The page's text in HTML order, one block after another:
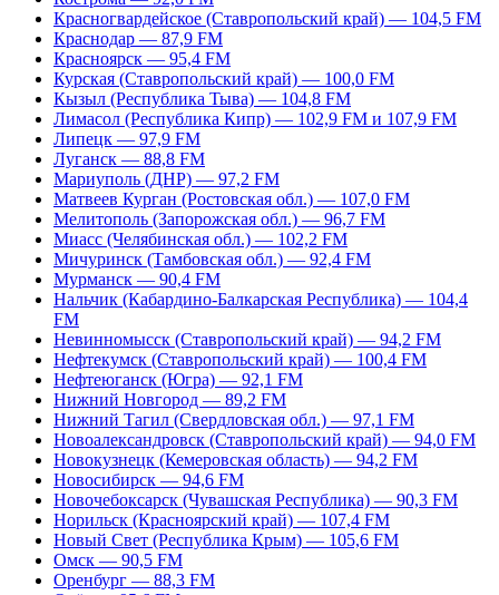
Красногвардейское (Ставропольский край) — 104,5 FM
Краснодар — 87,9 FM
Красноярск — 95,4 FM
Курская (Ставропольский край) — 100,0 FM
Кызыл (Республика Тыва) — 104,8 FM
Лимасол (Республика Кипр) — 102,9 FM и 107,9 FM
Липецк — 97,9 FM
Луганск — 88,8 FM
Мариуполь (ДНР) — 97,2 FM
Матвеев Курган (Ростовская обл.) — 107,0 FM
Мелитополь (Запорожская обл.) — 96,7 FM
Миасс (Челябинская обл.) — 102,2 FM
Мичуринск (Тамбовская обл.) — 92,4 FM
Мурманск — 90,4 FM
Нальчик (Кабардино-Балкарская Республика) — 104,4
FM
Невинномысск (Ставропольский край) — 94,2 FM
Нефтекумск (Ставропольский край) — 100,4 FM
Нефтеюганск (Югра) — 92,1 FM
Нижний Новгород — 89,2 FM
Нижний Тагил (Свердловская обл.) — 97,1 FM
Новоалександровск (Ставропольский край) — 94,0 FM
Новокузнецк (Кемеровская область) — 94,2 FM
Новосибирск — 94,6 FM
Новочебоксарск (Чувашская Республика) — 90,3 FM
Норильск (Красноярский край) — 107,4 FM
Новый Свет (Республика Крым) — 105,6 FM
Омск — 90,5 FM
Оренбург — 88,3 FM